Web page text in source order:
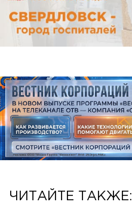
ЧИТАЙТЕ ТАКЖЕ: